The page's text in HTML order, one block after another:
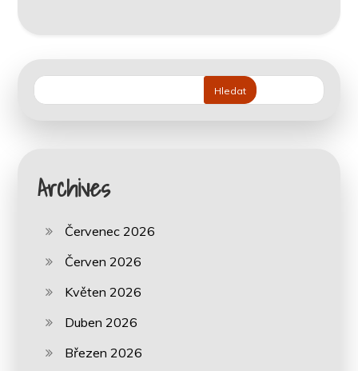
Hledat
Archives
Červenec 2026
Červen 2026
Květen 2026
Duben 2026
Březen 2026